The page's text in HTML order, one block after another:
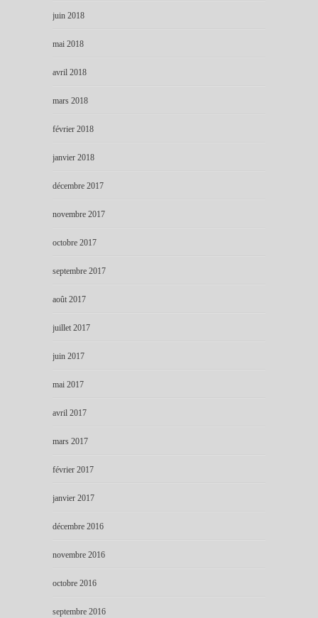
juin 2018
mai 2018
avril 2018
mars 2018
février 2018
janvier 2018
décembre 2017
novembre 2017
octobre 2017
septembre 2017
août 2017
juillet 2017
juin 2017
mai 2017
avril 2017
mars 2017
février 2017
janvier 2017
décembre 2016
novembre 2016
octobre 2016
septembre 2016